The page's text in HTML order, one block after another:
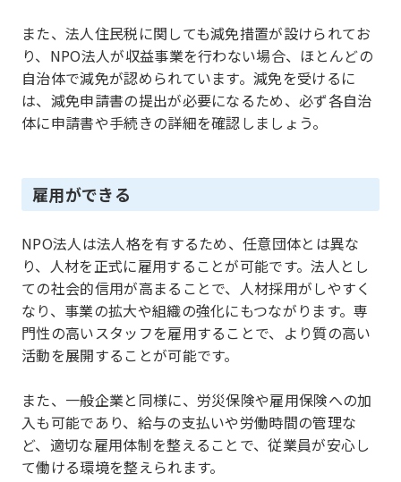
また、法人住民税に関しても減免措置が設けられてお
り、NPO法人が収益事業を行わない場合、ほとんどの
自治体で減免が認められています。減免を受けるに
は、減免申請書の提出が必要になるため、必ず各自治
体に申請書や手続きの詳細を確認しましょう。
雇用ができる
NPO法人は法人格を有するため、任意団体とは異な
り、人材を正式に雇用することが可能です。法人とし
ての社会的信用が高まることで、人材採用がしやすく
なり、事業の拡大や組織の強化にもつながります。専
門性の高いスタッフを雇用することで、より質の高い
活動を展開することが可能です。
また、一般企業と同様に、労災保険や雇用保険への加
入も可能であり、給与の支払いや労働時間の管理な
ど、適切な雇用体制を整えることで、従業員が安心し
て働ける環境を整えられます。